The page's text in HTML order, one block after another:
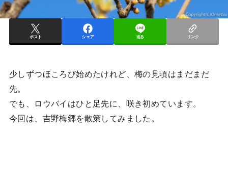
ポスト シェア 送る リンク
少しずつほころび始めたけれど、梅の見頃はまだまだ
先。
でも、ロウバイはひと足先に、咲き初めています。
今回は、吉野梅郷を散策してみました。